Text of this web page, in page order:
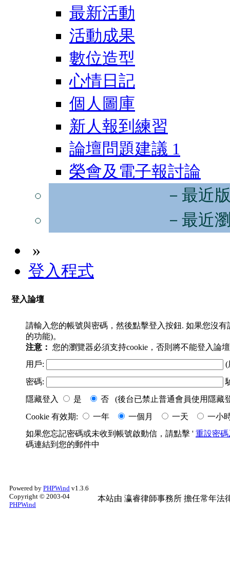
最新活動
活動成果
數位造型
心情日記
個人圖庫
新人報到練習
論壇問題建議 1
榮會及電子報討論
－最近
－最近
»
登入程式
登入論壇
請輸入您的帳號與密碼，然後點擊登入按鈕. 如果您沒
的功能)。
注意： 您的瀏覽器必須支持cookie，否則將不能登入論
用戶:
(
密碼:
隱藏登入
是
否 (後台已禁止普通會員使用隱藏
Cookie 有效期:
一年 一個月 一天
一小
如果您忘記密碼或未收到帳號啟動信，請點擊 ' 重設密
碼連結到您的郵件中
Powered by PHPWind v1.3.6
Copyright © 2003-04
PHPWind
本站由 瀛睿律師事務所 擔任常年法